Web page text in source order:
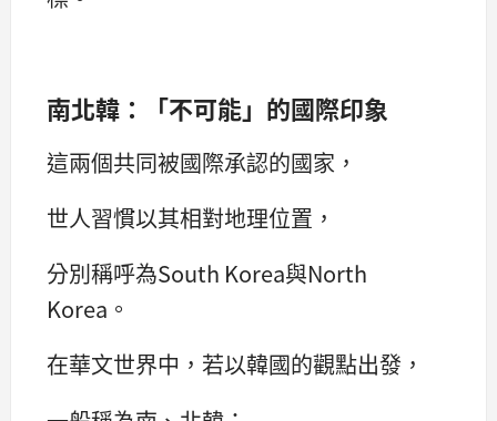
南北韓： 「不可能」的國際印象
這兩個共同被國際承認的國家，
世人習慣以其相對地理位置，
分別稱呼為South Korea與North
Korea。
在華文世界中，若以韓國的觀點出發，